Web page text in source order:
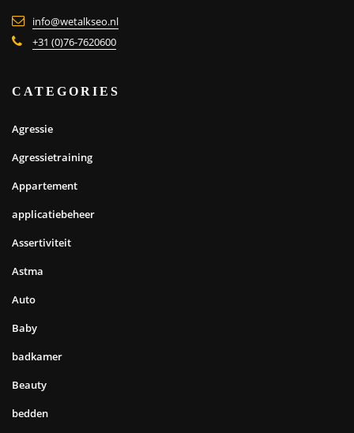
info@wetalkseo.nl
+31 (0)76-7620600
CATEGORIES
Agressie
Agressietraining
Appartement
applicatiebeheer
Assertiviteit
Astma
Auto
Baby
badkamer
Beauty
bedden